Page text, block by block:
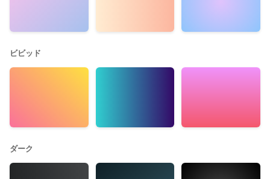
ビビッド
ダーク